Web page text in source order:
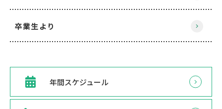
卒業生より
年間スケジュール